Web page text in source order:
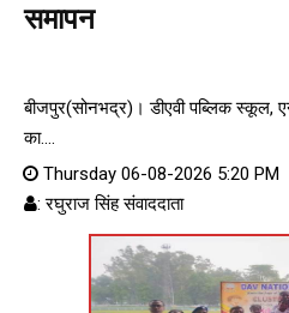
समापन
बीजपुर(सोनभद्र)। डीएवी पब्लिक स्कूल,
का....
Thursday 06-08-2026 5:20 PM
: रघुराज सिंह संवाददाता